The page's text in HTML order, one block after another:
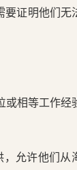
要证明他们无
或相等工作经
，允许他们从